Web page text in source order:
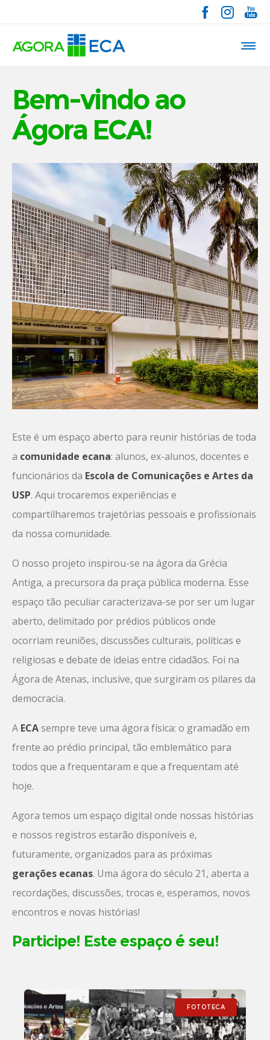
Bem-vindo ao
Ágora ECA!
Este é um espaço aberto para reunir histórias de toda
a comunidade ecana: alunos, ex-alunos, docentes e
funcionários da Escola de Comunicações e Artes da
USP. Aqui trocaremos experiências e
compartilharemos trajetórias pessoais e profissionais
da nossa comunidade.
O nosso projeto inspirou-se na ágora da Grécia
Antiga, a precursora da praça pública moderna. Esse
espaço tão peculiar caracterizava-se por ser um lugar
aberto, delimitado por prédios públicos onde
ocorriam reuniões, discussões culturais, políticas e
religiosas e debate de ideias entre cidadãos. Foi na
Ágora de Atenas, inclusive, que surgiram os pilares da
democracia.
A ECAsempre teve uma ágora física: o gramadão em
frente ao prédio principal, tão emblemático para
todos que a frequentaram e que a frequentam até
hoje.
Agora temos um espaço digital onde nossas histórias
e nossos registros estarão disponíveis e,
futuramente, organizados para as próximas
gerações ecanas. Uma ágora do século 21, aberta a
recordações, discussões, trocas e, esperamos, novos
encontros e novas histórias!
Participe! Este espaço é seu!
FOTOTECA